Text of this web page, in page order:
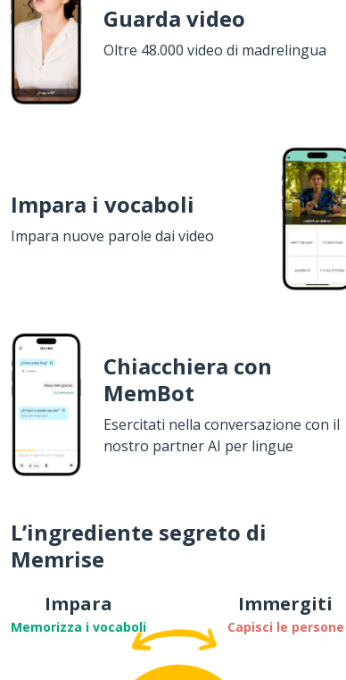
Guarda video
Oltre 48.000 video di madrelingua
Impara i vocaboli
Impara nuove parole dai video
Chiacchiera con
MemBot
Esercitati nella conversazione con il
nostro partner AI per lingue
L’ingrediente segreto di
Memrise
Impara
Memorizza i vocaboli
Immergiti
Capisci le persone